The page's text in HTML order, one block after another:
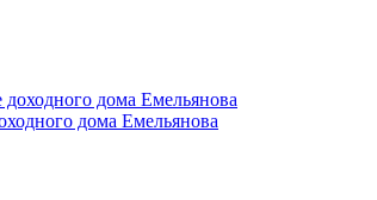
дома Емельянова